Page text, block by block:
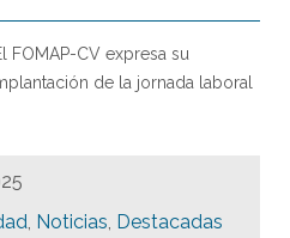
FOMAP-CV expresa su
de la jornada laboral
, Noticias, Destacadas